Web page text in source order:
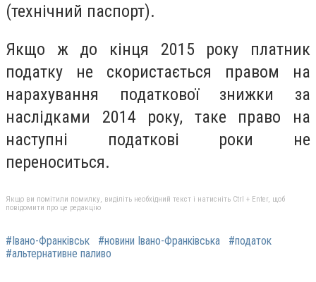
(технічний паспорт).
Якщо ж до кінця 2015 року платник
податку не скористається правом на
нарахування податкової знижки за
наслідками 2014 року, таке право на
наступні податкові роки не
переноситься.
Якщо ви помітили помилку, виділіть необхідний текст і натисніть Ctrl + Enter, щоб
повідомити про це редакцію
#Івано-Франківськ #новини Івано-Франківська
#податок
#альтернативне паливо